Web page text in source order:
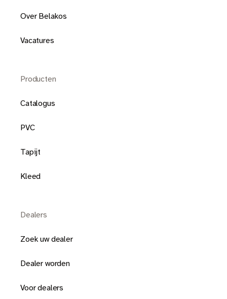
Over Belakos
Vacatures
Producten
Catalogus
PVC
Tapijt
Kleed
Dealers
Zoek uw dealer
Dealer worden
Voor dealers